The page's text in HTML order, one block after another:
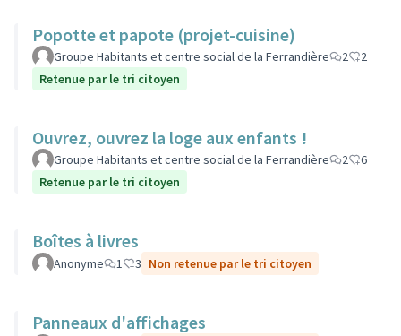
Popotte et papote (projet-cuisine)
Groupe Habitants et centre social de la Ferrandière 2
2
Retenue par le tri citoyen
Ouvrez, ouvrez la loge aux enfants !
Groupe Habitants et centre social de la Ferrandière 2
6
Retenue par le tri citoyen
Boîtes à livres
Anonyme 1 3 Non retenue par le tri citoyen
Panneaux d'affichages